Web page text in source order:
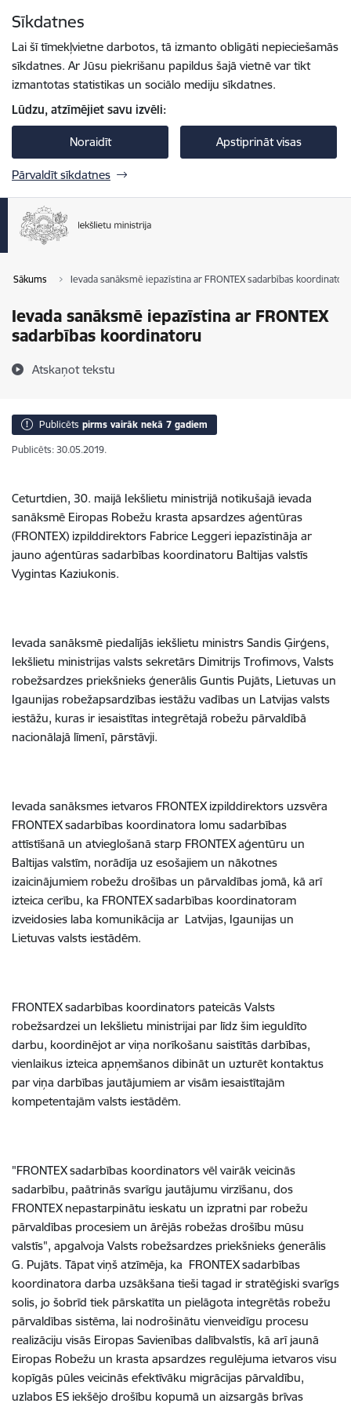
Sīkdatnes
Lai šī tīmekļvietne darbotos, tā izmanto obligāti nepieciešamās
sīkdatnes. Ar Jūsu piekrišanu papildus šajā vietnē var tikt
izmantotas statistikas un sociālo mediju sīkdatnes.
Lūdzu, atzīmējiet savu izvēli:
Noraidīt Apstiprināt visas
Pārvaldīt sīkdatnes
Sākums Ievada sanāksmē iepazīstina ar FRONTEX sadarbības koordinatoru
Ievada sanāksmē iepazīstina ar FRONTEX
sadarbības koordinatoru
Atskaņot tekstu
Publicēts pirms vairāk nekā 7 gadiem
Publicēts: 30.05.2019.
Ceturtdien, 30. maijā Iekšlietu ministrijā notikušajā ievada
sanāksmē Eiropas Robežu krasta apsardzes aģentūras
(FRONTEX) izpilddirektors Fabrice Leggeri iepazīstināja ar
jauno aģentūras sadarbības koordinatoru Baltijas valstīs
Vygintas Kaziukonis.
Ievada sanāksmē piedalījās iekšlietu ministrs Sandis Ģirģens,
Iekšlietu ministrijas valsts sekretārs Dimitrijs Trofimovs, Valsts
robežsardzes priekšnieks ģenerālis Guntis Pujāts, Lietuvas un
Igaunijas robežapsardzības iestāžu vadības un Latvijas valsts
iestāžu, kuras ir iesaistītas integrētajā robežu pārvaldībā
nacionālajā līmenī, pārstāvji.
Ievada sanāksmes ietvaros FRONTEX izpilddirektors uzsvēra
FRONTEX sadarbības koordinatora lomu sadarbības
attīstīšanā un atvieglošanā starp FRONTEX aģentūru un
Baltijas valstīm, norādīja uz esošajiem un nākotnes
izaicinājumiem robežu drošības un pārvaldības jomā, kā arī
izteica cerību, ka FRONTEX sadarbības koordinatoram
izveidosies laba komunikācija ar Latvijas, Igaunijas un
Lietuvas valsts iestādēm.
FRONTEX sadarbības koordinators pateicās Valsts
robežsardzei un Iekšlietu ministrijai par līdz šim ieguldīto
darbu, koordinējot ar viņa norīkošanu saistītās darbības,
vienlaikus izteica apņemšanos dibināt un uzturēt kontaktus
par viņa darbības jautājumiem ar visām iesaistītajām
kompetentajām valsts iestādēm.
"FRONTEX sadarbības koordinators vēl vairāk veicinās
sadarbību, paātrinās svarīgu jautājumu virzīšanu, dos
FRONTEX nepastarpinātu ieskatu un izpratni par robežu
pārvaldības procesiem un ārējās robežas drošību mūsu
valstīs", apgalvoja Valsts robežsardzes priekšnieks ģenerālis
G. Pujāts. Tāpat viņš atzīmēja, ka FRONTEX sadarbības
koordinatora darba uzsākšana tieši tagad ir stratēģiski svarīgs
solis, jo šobrīd tiek pārskatīta un pielāgota integrētās robežu
pārvaldības sistēma, lai nodrošinātu vienveidīgu procesu
realizāciju visās Eiropas Savienības dalībvalstīs, kā arī jaunā
Eiropas Robežu un krasta apsardzes regulējuma ietvaros visu
kopīgās pūles veicinās efektīvāku migrācijas pārvaldību,
uzlabos ES iekšējo drošību kopumā un aizsargās brīvas